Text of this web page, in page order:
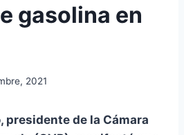
gasolina en
2021
presidente de la Cámara